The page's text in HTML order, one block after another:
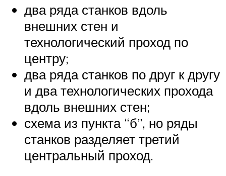
два ряда станков вдоль
внешних стен и
технологический проход по
центру;
два ряда станков по друг к другу
и два технологических прохода
вдоль внешних стен;
схема из пункта “б”, но ряды
станков разделяет третий
центральный проход.